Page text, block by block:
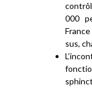
000
sus,